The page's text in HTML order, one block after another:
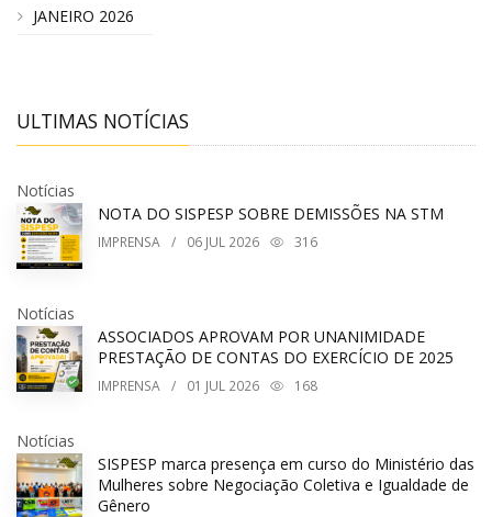
JANEIRO 2026
ULTIMAS NOTÍCIAS
Notícias
NOTA DO SISPESP SOBRE DEMISSÕES NA STM
IMPRENSA / 06 JUL 2026 316
Notícias
ASSOCIADOS APROVAM POR UNANIMIDADE
PRESTAÇÃO DE CONTAS DO EXERCÍCIO DE 2025
IMPRENSA / 01 JUL 2026 168
Notícias
SISPESP marca presença em curso do Ministério das
Mulheres sobre Negociação Coletiva e Igualdade de
Gênero